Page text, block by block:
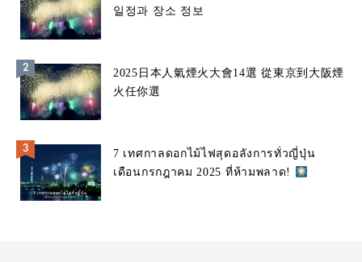
일정과 장소 정보
2025日本人氣煙火大會14選 從東京到大阪煙
火任你選
7 เทศกาลดอกไม้ไฟสุดอลังการทั่วญี่ปุ่น
เดือนกรกฎาคม 2025 ที่ห้ามพลาด!